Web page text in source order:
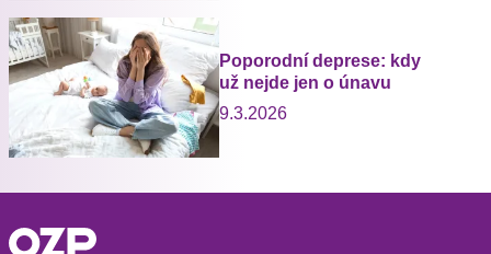
Poporodní deprese: kdy
už nejde jen o únavu
9.3.2026